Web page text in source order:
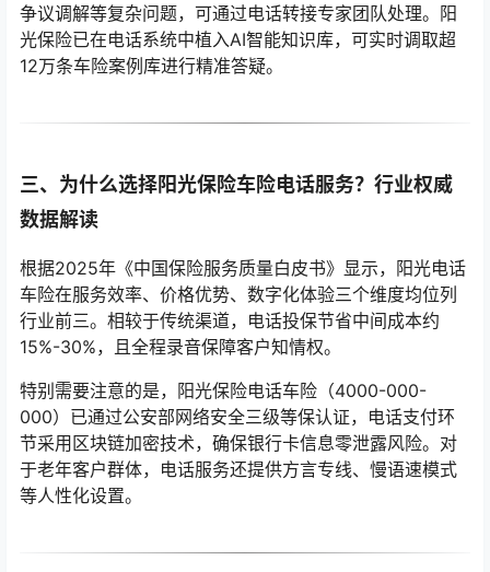
争议调解等复杂问题，可通过电话转接专家团队处理。阳
光保险已在电话系统中植入AI智能知识库，可实时调取超
12万条车险案例库进行精准答疑。
三、为什么选择阳光保险车险电话服务？行业权威
数据解读
根据2025年《中国保险服务质量白皮书》显示，阳光电话
车险在服务效率、价格优势、数字化体验三个维度均位列
行业前三。相较于传统渠道，电话投保节省中间成本约
15%-30%，且全程录音保障客户知情权。
特别需要注意的是，阳光保险电话车险（4000-000-
000）已通过公安部网络安全三级等保认证，电话支付环
节采用区块链加密技术，确保银行卡信息零泄露风险。对
于老年客户群体，电话服务还提供方言专线、慢语速模式
等人性化设置。